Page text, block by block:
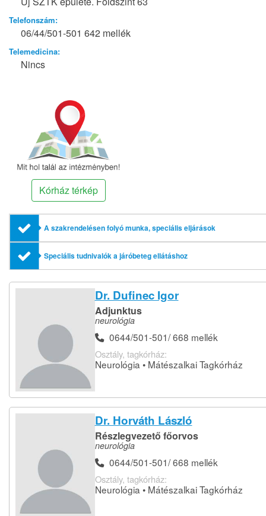
Telefonszám:
06/44/501-501 642 mellék
Telemedicina:
Nincs
Kórház térkép
A szakrendelésen folyó munka, speciális eljárások
Speciális tudnivalók a járóbeteg ellátáshoz
Dr. Dufinec Igor
Adjunktus
neurológia
0644/501-501/ 668 mellék
Osztály, tagkórház:
Neurológia • Mátészalkai Tagkórház
Dr. Horváth László
Részlegvezető főorvos
neurológia
0644/501-501/ 668 mellék
Osztály, tagkórház:
Neurológia • Mátészalkai Tagkórház